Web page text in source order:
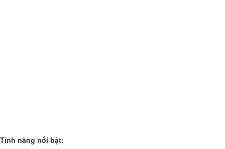
Tính năng nổi bật: